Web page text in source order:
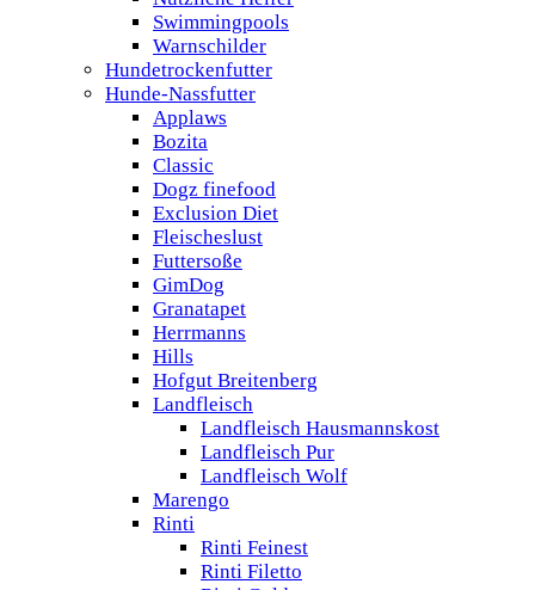
Swimmingpools
Warnschilder
Hundetrockenfutter
Hunde-Nassfutter
Applaws
Bozita
Classic
Dogz finefood
Exclusion Diet
Fleischeslust
Futtersoße
GimDog
Granatapet
Herrmanns
Hills
Hofgut Breitenberg
Landfleisch
Landfleisch Hausmannskost
Landfleisch Pur
Landfleisch Wolf
Marengo
Rinti
Rinti Feinest
Rinti Filetto